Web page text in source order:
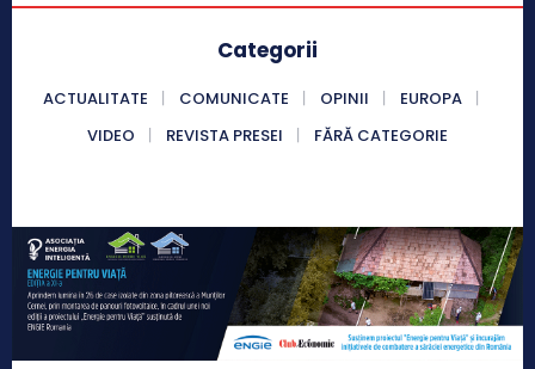
Categorii
ACTUALITATE COMUNICATE OPINII
EUROPA
VIDEO
REVISTA PRESEI FĂRĂ CATEGORIE